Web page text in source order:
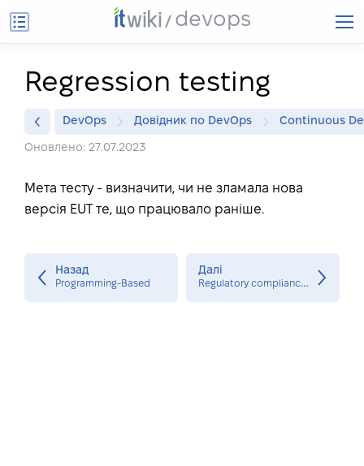
devops
Regression testing
DevOps Довідник по DevOps Continuous
Оновлено: 27.07.2023
Мета тесту - визначити, чи не зламала нова
версія EUT те, що працювало раніше.
Назад
Programming‐Based
Далі
R
egulatory compliance testing